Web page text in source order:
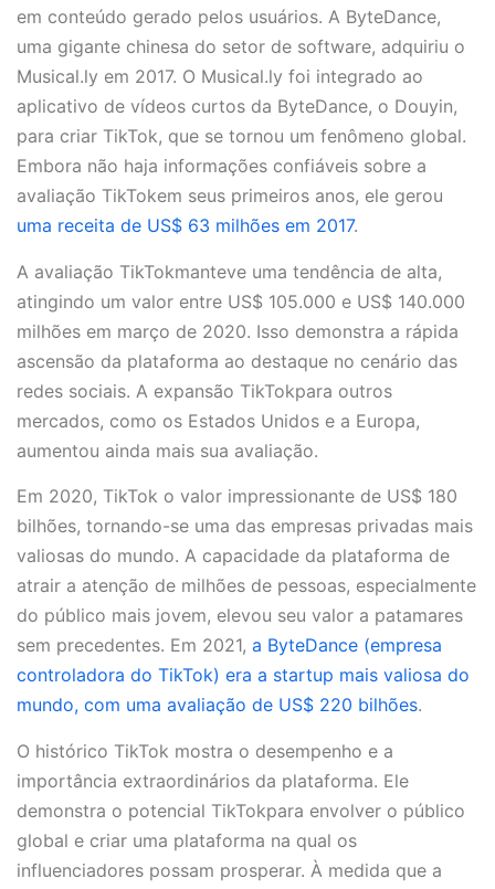
em conteúdo gerado pelos usuários. A ByteDance,
uma gigante chinesa do setor de software, adquiriu o
Musical.ly em 2017. O Musical.ly foi integrado ao
aplicativo de vídeos curtos da ByteDance, o Douyin,
para criar TikTok, que se tornou um fenômeno global.
Embora não haja informações confiáveis sobre a
avaliação TikTokem seus primeiros anos, ele gerou
uma receita de US$ 63 milhões em 2017.
A avaliação TikTokmanteve uma tendência de alta,
atingindo um valor entre US$ 105.000 e US$ 140.000
milhões em março de 2020. Isso demonstra a rápida
ascensão da plataforma ao destaque no cenário das
redes sociais. A expansão TikTokpara outros
mercados, como os Estados Unidos e a Europa,
aumentou ainda mais sua avaliação.
Em 2020, TikTok o valor impressionante de US$ 180
bilhões, tornando-se uma das empresas privadas mais
valiosas do mundo. A capacidade da plataforma de
atrair a atenção de milhões de pessoas, especialmente
do público mais jovem, elevou seu valor a patamares
sem precedentes. Em 2021, a ByteDance (empresa
controladora do TikTok) era a startup mais valiosa do
mundo, com uma avaliação de US$ 220 bilhões.
O histórico TikTok mostra o desempenho e a
importância extraordinários da plataforma. Ele
demonstra o potencial TikTokpara envolver o público
global e criar uma plataforma na qual os
influenciadores possam prosperar. À medida que a